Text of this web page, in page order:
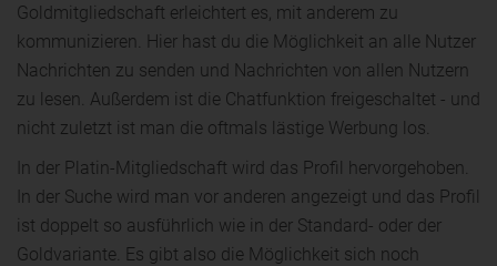
Goldmitgliedschaft erleichtert es, mit anderem zu
kommunizieren. Hier hast du die Möglichkeit an alle Nutzer
Nachrichten zu senden und Nachrichten von allen Nutzern
zu lesen. Außerdem ist die Chatfunktion freigeschaltet - und
nicht zuletzt ist man die oftmals lästige Werbung los.
In der Platin-Mitgliedschaft wird das Profil hervorgehoben.
In der Suche wird man vor anderen angezeigt und das Profil
ist doppelt so ausführlich wie in der Standard- oder der
Goldvariante. Es gibt also die Möglichkeit sich noch